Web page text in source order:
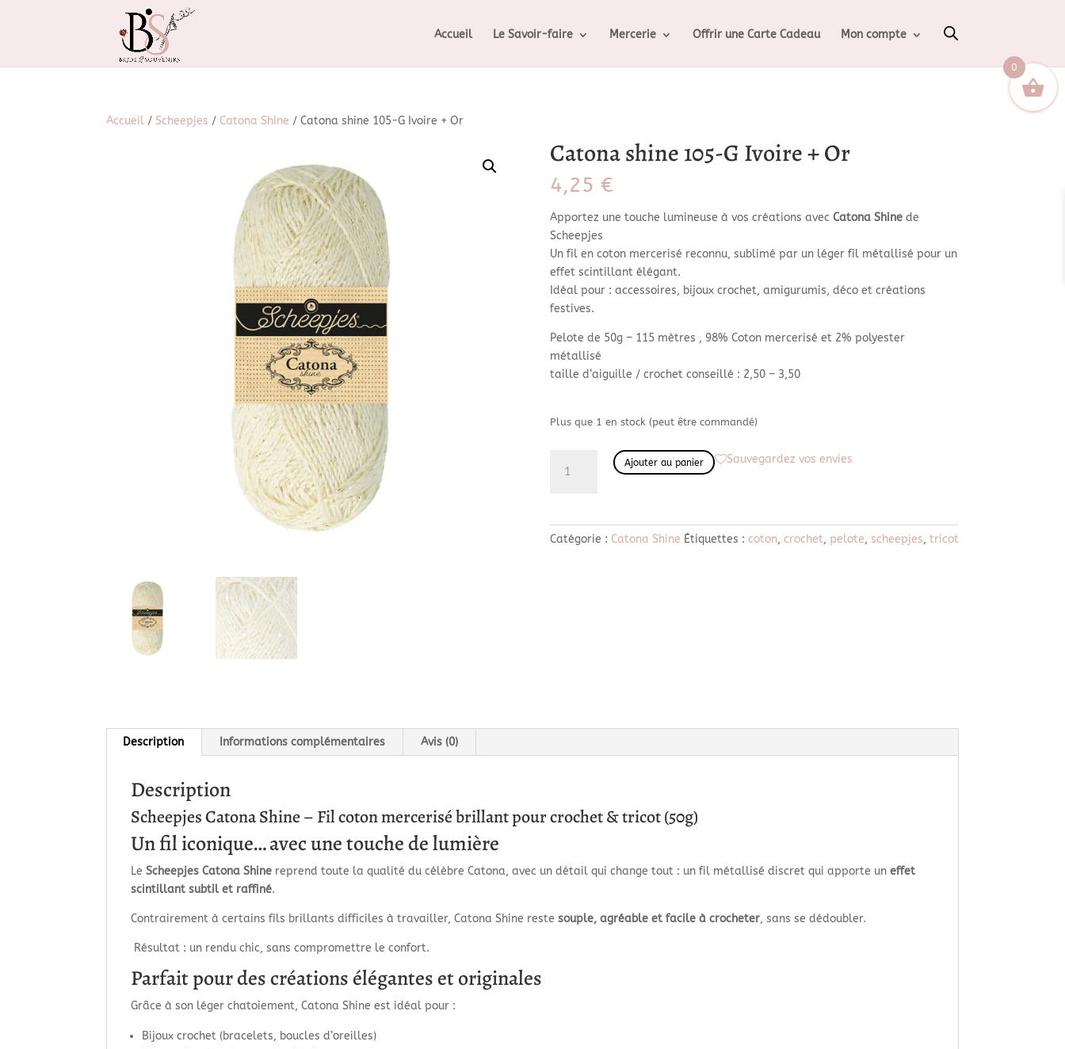
Accueil Le Savoir-faire Mercerie Offrir une Carte Cadeau Mon compte
Accueil /Scheepjes /Catona Shine / Catona shine 105-G Ivoire + Or
Catona shine 105-G Ivoire + Or
4,25 €
Apportez une touche lumineuse à vos créations avec Catona Shinede
Scheepjes
Un fil en coton mercerisé reconnu, sublimé par un léger fil métallisé pour un
effet scintillant élégant.
Idéal pour : accessoires, bijoux crochet, amigurumis, déco et créations
festives.
Pelote de 50g – 115 mètres , 98% Coton mercerisé et 2% polyester
métallisé
taille d’aiguille / crochet conseillé : 2,50 – 3,50
Plus que 1 en stock (peut être commandé)
Sauvegardez vos envies
105-
Ajouter au panier
Catégorie : Catona Shine Étiquettes : coton, crochet, pelote, scheepjes, tricot
Description Informations complémentaires Avis (0)
Description
Scheepjes Catona Shine – Fil coton mercerisé brillant pour crochet & tricot (50g)
Un fil iconique… avec une touche de lumière
LeScheepjes Catona Shine reprend toute la qualité du célèbre Catona, avec un détail qui change tout : un fil métallisé discret qui apporte uneffet
scintillant subtil et raffiné.
Contrairement à certains fils brillants difficiles à travailler, Catona Shine restesouple, agréable et facile à crocheter, sans se dédoubler.
Résultat : un rendu chic, sans compromettre le confort.
Parfait pour des créations élégantes et originales
Grâce à son léger chatoiement, Catona Shine est idéal pour :
Bijoux crochet (bracelets, boucles d’oreilles)
0